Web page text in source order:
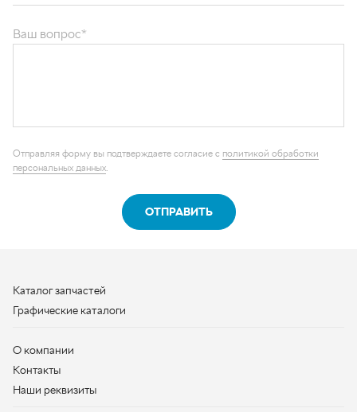
персональных данных
Каталог запчастей
Контактная информация
+7 (950) 730-92-10
uralavtozap@yandex.ru
г. Миасс, Тургоякское шоссе, д. 11/63
Полная контактная информация